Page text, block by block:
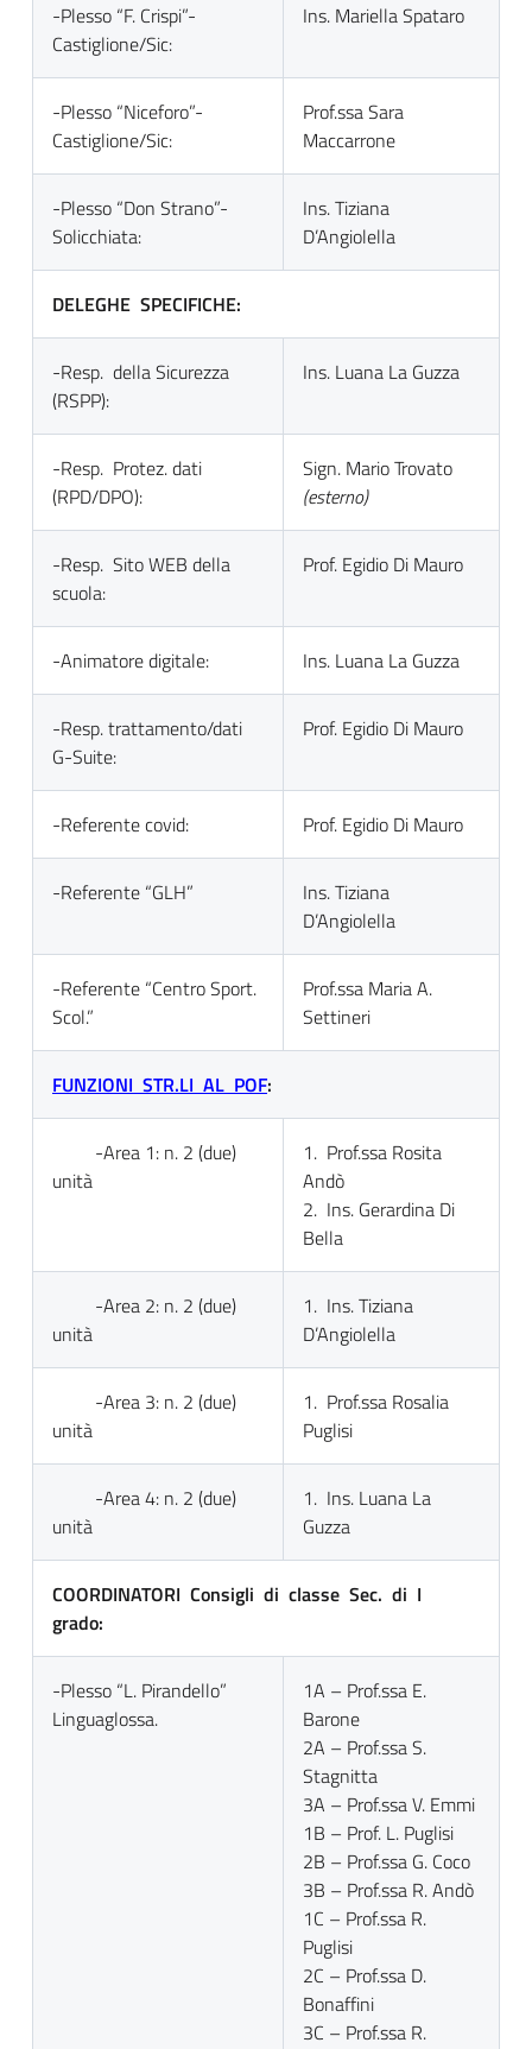
-Plesso “F. Crispi”-
Castiglione/Sic:
Ins. Mariella Spataro
-Plesso “Niceforo”-
Castiglione/Sic:
Prof.ssa Sara
Maccarrone
-Plesso “Don Strano”-
Solicchiata:
Ins. Tiziana
D’Angiolella
DELEGHE SPECIFICHE:
-Resp. della Sicurezza
(RSPP):
Ins. Luana La Guzza
-Resp. Protez. dati
(RPD/DPO):
Sign. Mario Trovato
(esterno)
-Resp. Sito WEB della
scuola:
Prof. Egidio Di Mauro
-Animatore digitale: Ins. Luana La Guzza
-Resp. trattamento/dati
G-Suite:
Prof. Egidio Di Mauro
-Referente covid: Prof. Egidio Di Mauro
-Referente “GLH”
Ins. Tiziana
D’Angiolella
-Referente “Centro Sport.
Scol.”
Prof.ssa Maria A.
Settineri
FUNZIONI STR.LI AL POF:
-Area 1: n. 2 (due)
unità
1. Prof.ssa Rosita
Andò
2. Ins. Gerardina Di
Bella
-Area 2: n. 2 (due)
unità
1. Ins. Tiziana
D’Angiolella
-Area 3: n. 2 (due)
unità
1. Prof.ssa Rosalia
Puglisi
-Area 4: n. 2 (due)
unità
1. Ins. Luana La
Guzza
COORDINATORI Consigli di classe Sec. di I
grado:
-Plesso “L. Pirandello”
Linguaglossa.
1A – Prof.ssa E.
Barone
2A – Prof.ssa S.
Stagnitta
3A – Prof.ssa V. Emmi
1B – Prof. L. Puglisi
2B – Prof.ssa G. Coco
3B – Prof.ssa R. Andò
1C – Prof.ssa R.
Puglisi
2C – Prof.ssa D.
Bonaffini
3C – Prof.ssa R.